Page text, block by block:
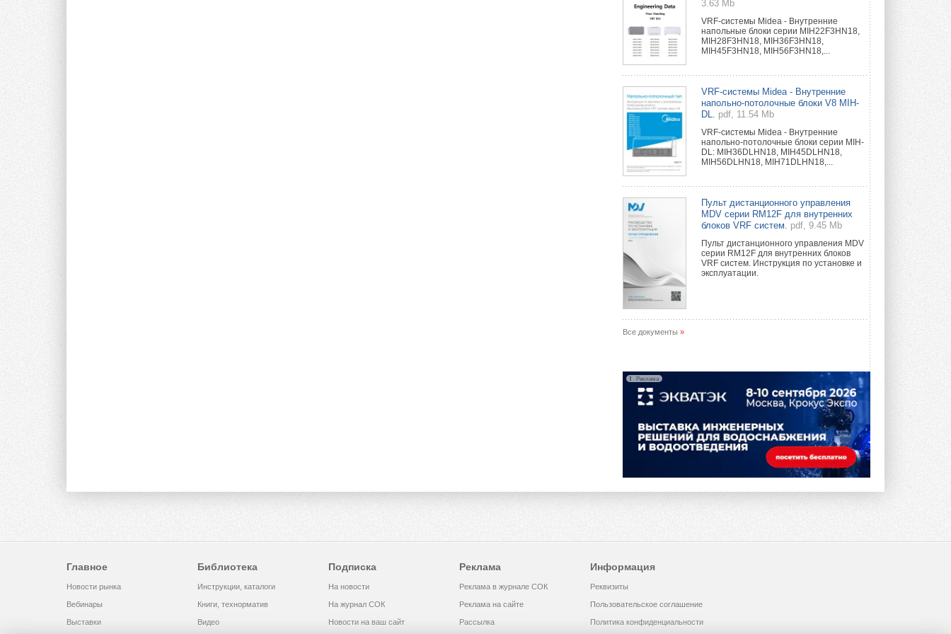
3.63 Mb
VRF-системы Midea - Внутренние
напольные блоки серии MIH22F3HN18,
MIH28F3HN18, MIH36F3HN18,
MIH45F3HN18, MIH56F3HN18,...
VRF-системы Midea - Внутренние
напольно-потолочные блоки V8 MIH-
DL.
pdf, 11.54 Mb
VRF-системы Midea - Внутренние
напольно-потолочные блоки серии MIH-
DL: MIH36DLHN18, MIH45DLHN18,
MIH56DLHN18, MIH71DLHN18,...
Пульт дистанционного управления
MDV серии RM12F для внутренних
блоков VRF систем.
pdf, 9.45 Mb
Пульт дистанционного управления MDV
серии RM12F для внутренних блоков
VRF систем. Инструкция по установке и
эксплуатации.
Все документы »
Реклама
Главное
Новости рынка
Вебинары
Выставки
Библиотека
Инструкции, каталоги
Книги, технорматив
Видео
Подписка
На новости
На журнал СОК
Новости на ваш сайт
Реклама
Реклама в журнале СОК
Реклама на сайте
Рассылка
Информация
Реквизиты
Пользовательское соглашение
Политика конфиденциальности